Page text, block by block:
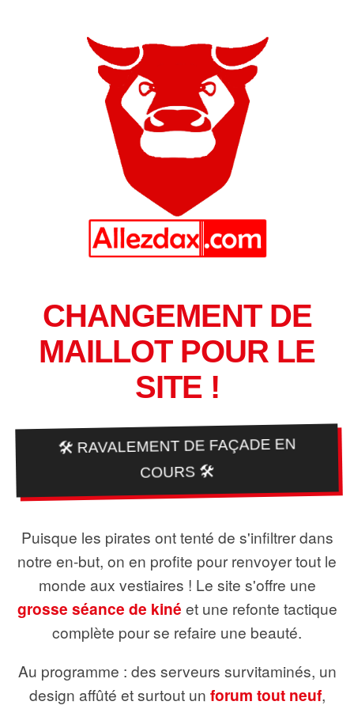
CHANGEMENT DE
MAILLOT POUR LE
SITE !
🛠️ RAVALEMENT DE FAÇADE EN
COURS 🛠️
Puisque les pirates ont tenté de s'infiltrer dans
notre en-but, on en profite pour renvoyer tout le
monde aux vestiaires ! Le site s'offre une
grosse séance de kiné et une refonte tactique
complète pour se refaire une beauté.
Au programme : des serveurs survitaminés, un
design affûté et surtout un forum tout neuf,